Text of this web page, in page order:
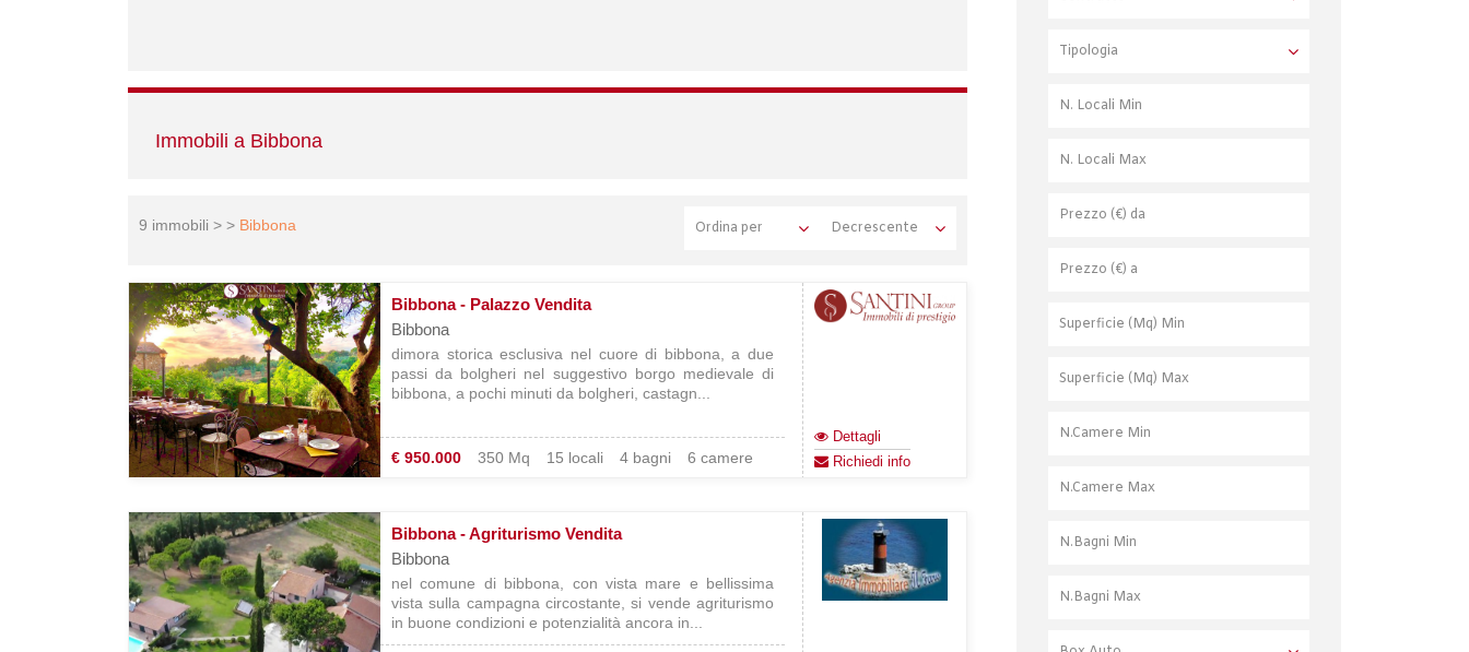
Immobili a Bibbona
9 immobili > > Bibbona
Bibbona - Palazzo Vendita
Bibbona
dimora storica esclusiva nel cuore di bibbona, a due
passi da bolgheri nel suggestivo borgo medievale di
bibbona, a pochi minuti da bolgheri, castagn...
€ 950.000 350 Mq 15 locali 4 bagni 6 camere
Dettagli
Richiedi info
Bibbona - Agriturismo Vendita
Bibbona
nel comune di bibbona, con vista mare e bellissima
vista sulla campagna circostante, si vende agriturismo
in buone condizioni e potenzialità ancora in...